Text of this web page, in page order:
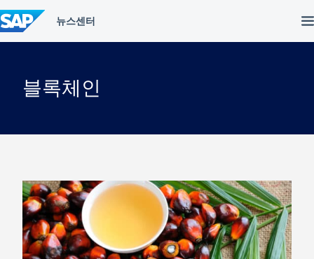
텐
츠
건
블록체인